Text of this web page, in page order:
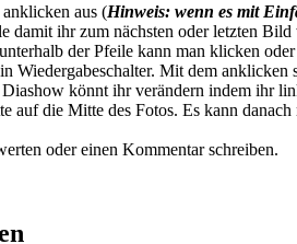
aus (Hinweis: wenn es mit
damit ihr zum nächsten oder letzten
der Pfeile kann man klicken
Wiedergabeschalter. Mit dem
könnt ihr verändern indem ihr
auf die Mitte des Fotos. Es kann
oder einen Kommentar schreiben.